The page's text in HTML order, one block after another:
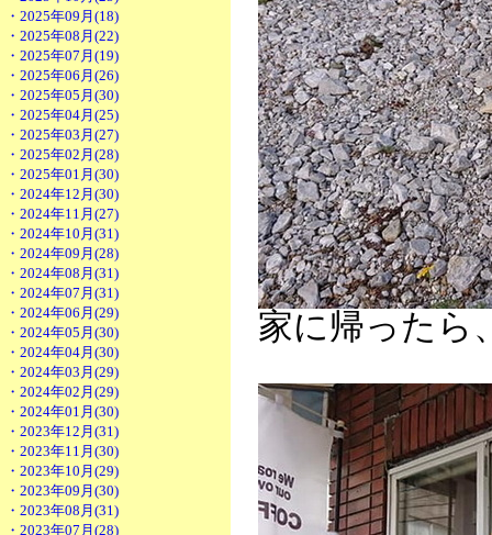
・2025年09月(18)
・2025年08月(22)
・2025年07月(19)
・2025年06月(26)
・2025年05月(30)
・2025年04月(25)
・2025年03月(27)
・2025年02月(28)
・2025年01月(30)
・2024年12月(30)
・2024年11月(27)
・2024年10月(31)
・2024年09月(28)
・2024年08月(31)
・2024年07月(31)
・2024年06月(29)
・2024年05月(30)
・2024年04月(30)
・2024年03月(29)
・2024年02月(29)
・2024年01月(30)
・2023年12月(31)
・2023年11月(30)
・2023年10月(29)
・2023年09月(30)
・2023年08月(31)
・2023年07月(28)
家に帰ったら